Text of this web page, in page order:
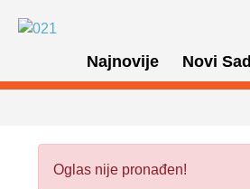
Najnovije Novi Sad
Oglas nije pronađen!